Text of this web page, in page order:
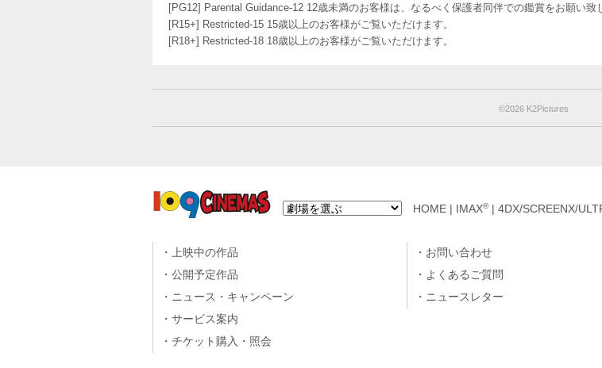
[PG12] Parental Guidance-12 12歳未満のお客様は、なるべく保護者同伴での鑑賞をお願い致
[R15+] Restricted-15 15歳以上のお客様がご覧いただけます。
[R18+] Restricted-18 18歳以上のお客様がご覧いただけます。
©︎2026 K2Pictures
HOME IMAX®| 4DX/SCREENX/
上映中の作品
公開予定作品
ニュース・キャンペーン
サービス案内
チケット購入・照会
お問い合わせ
よくあるご質問
ニュースレター